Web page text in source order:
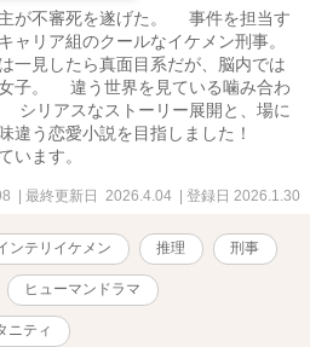
が不審死を遂げた。 事件を担当す
ャリア組のクールなイケメン刑事。
一見したら真面目系だが、脳内では
子。 違う世界を見ている噛み合わ
シリアスなストーリー展開と、場に
違う恋愛小説を目指しました！
います。
| 最終更新日 2026.4.04 | 登録日 2026.1.30
ンテリイケメン 推理 刑事
ヒューマンドラマ
ニティ